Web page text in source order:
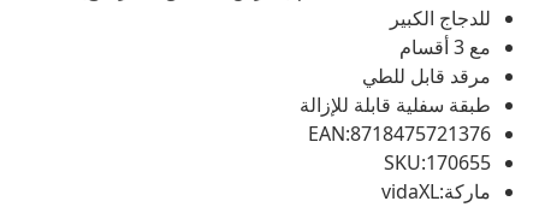
للدجاج الكبير
مع 3 أقسام
مرقد قابل للطي
طبقة سفلية قابلة للإزالة
EAN:8718475721376
SKU:170655
ماركة:vidaXL